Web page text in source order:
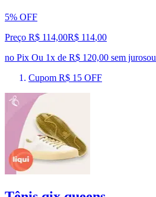
5% OFF
Preço R$ 114,00R$ 114,00
no Pix Ou 1x de R$ 120,00 sem jurosou
Cupom R$ 15 OFF